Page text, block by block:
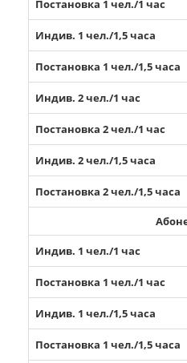
Постановка 1 чел./1 час
Индив. 1 чел./1,5 часа
Постановка 1 чел./1,5 часа
Индив. 2 чел./1 час
Постановка 2 чел./1 час
Индив. 2 чел./1,5 часа
Постановка 2 чел./1,5 часа
Индив. 1 чел./1 час
Постановка 1 чел./1 час
Индив. 1 чел./1,5 часа
Постановка 1 чел./1,5 часа